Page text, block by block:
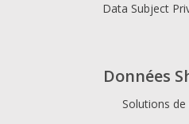
Données
Solutions
Data Subject